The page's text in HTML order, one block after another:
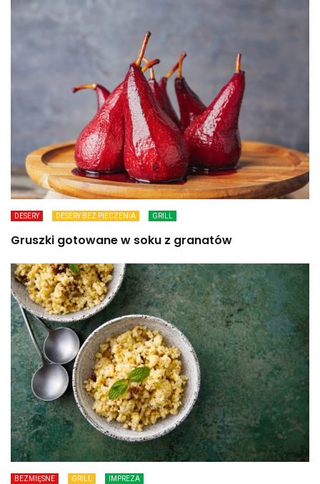
DESERY DESERY BEZ PIECZENIA GRILL
Gruszki gotowane w soku z granatów
BEZMIĘSNE GRILL IMPREZA